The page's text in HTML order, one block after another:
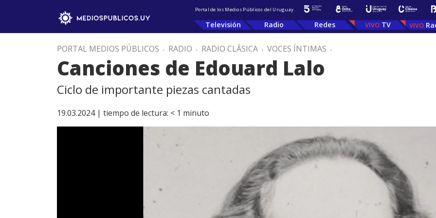
Portal de los Medios Públicos del Uruguay
Televisión Radio Redes TV
PORTAL MEDIOS PÚBLICOS . RADIO . RADIO CLÁSICA . VOCES ÍNTIMAS .
Canciones de Edouard Lalo
Ciclo de importante piezas cantadas
19.03.2024 | tiempo de lectura: < 1 minuto